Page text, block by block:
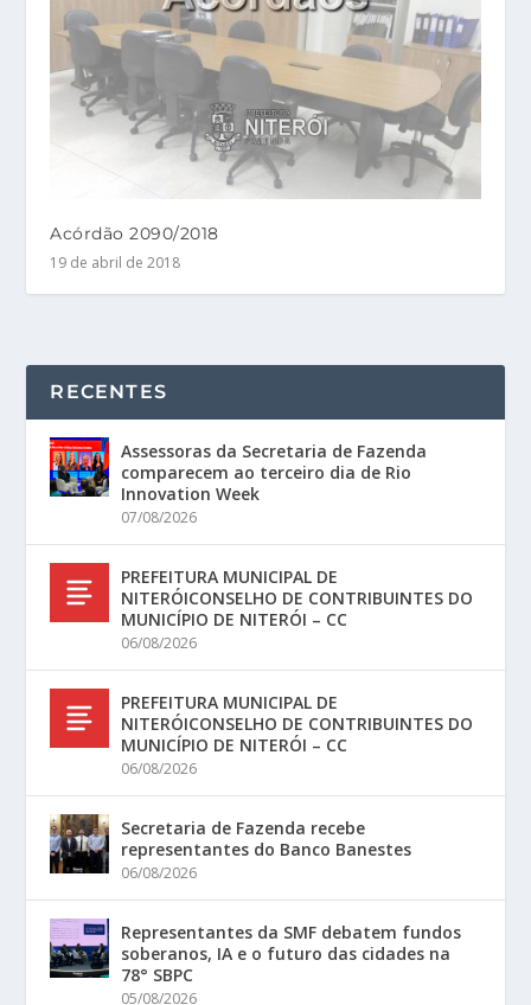
Acórdão 2090/2018
19 de abril de 2018
RECENTES
Assessoras da Secretaria de Fazenda
comparecem ao terceiro dia de Rio
Innovation Week
07/08/2026
PREFEITURA MUNICIPAL DE
NITERÓICONSELHO DE CONTRIBUINTES DO
MUNICÍPIO DE NITERÓI – CC
06/08/2026
PREFEITURA MUNICIPAL DE
NITERÓICONSELHO DE CONTRIBUINTES DO
MUNICÍPIO DE NITERÓI – CC
06/08/2026
Secretaria de Fazenda recebe
representantes do Banco Banestes
06/08/2026
Representantes da SMF debatem fundos
soberanos, IA e o futuro das cidades na
78° SBPC
05/08/2026